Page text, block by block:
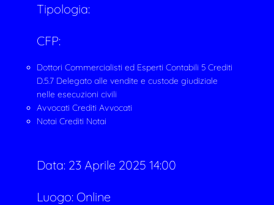
Tipologia:
CFP:
Dottori Commercialisti ed Esperti Contabili 5 Crediti
D.5.7 Delegato alle vendite e custode giudiziale
nelle esecuzioni civili
Avvocati Crediti Avvocati
Notai Crediti Notai
Data: 23 Aprile 2025 14:00
Luogo: Online